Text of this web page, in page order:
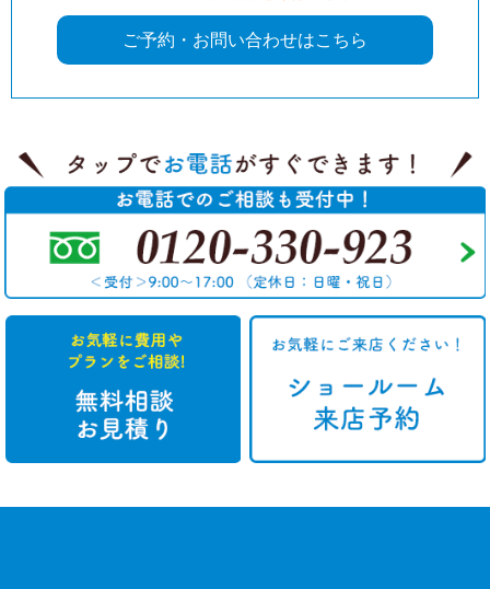
ご予約・お問い合わせはこちら